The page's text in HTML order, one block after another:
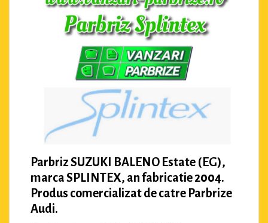
Parbriz SUZUKI BALENO Estate (EG),
marca SPLINTEX, an fabricatie 2004.
Produs comercializat de catre Parbrize
Audi.